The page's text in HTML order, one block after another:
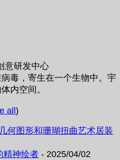
意研发中心
毒，寄生在一个生物中。宇
内空间。
all)
何图形和珊瑚扭曲艺术居装
精神绘者 - 2025/04/02